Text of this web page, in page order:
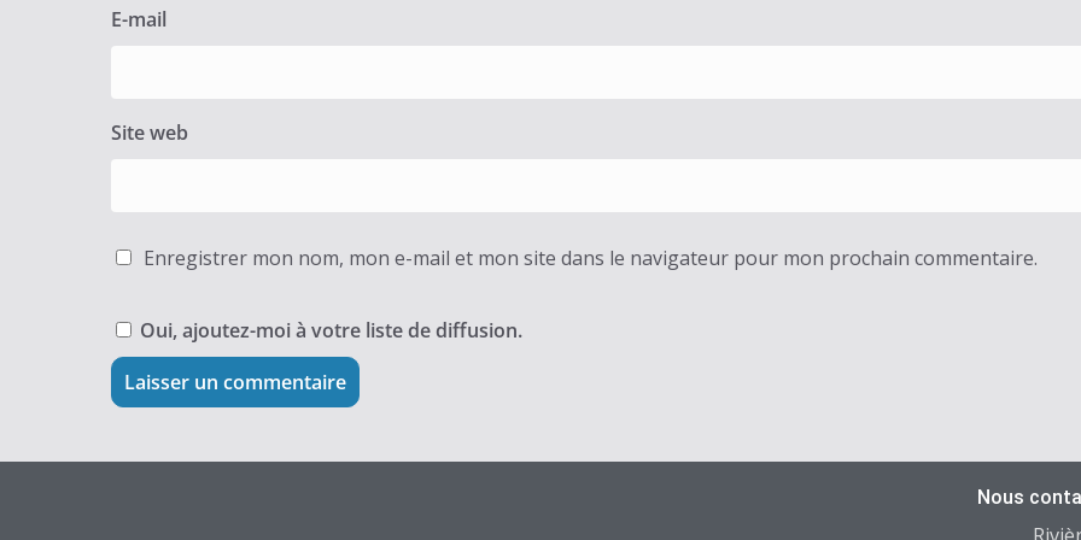
E-mail
Site web
Enregistrer mon nom, mon e-mail et mon site dans le navigateur pour mon prochain commentaire.
Oui, ajoutez-moi à votre liste de diffusion.
Nous